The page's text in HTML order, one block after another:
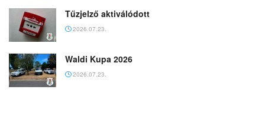
Tűzjelző aktiválódott
2026.07.23.
Waldi Kupa 2026
2026.07.23.